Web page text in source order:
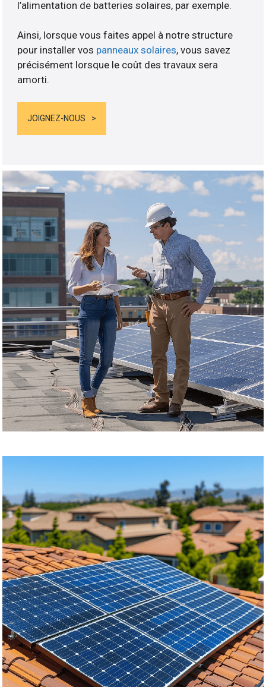
l’alimentation de batteries solaires, par exemple.
Ainsi, lorsque vous faites appel à notre structure
pour installer vos panneaux solaires, vous savez
précisément lorsque le coût des travaux sera
amorti.
JOIGNEZ-NOUS